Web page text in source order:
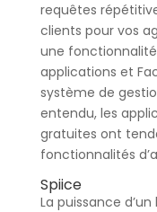
requêtes
clients pour vos
une
applications et
système de
entendu, les
gratuites ont
fonctionnalités
Spiice
La puissance